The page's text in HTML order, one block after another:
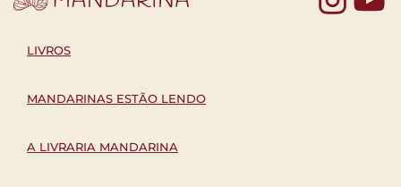
LIVROS
MANDARINAS ESTÃO LENDO
A LIVRARIA MANDARINA